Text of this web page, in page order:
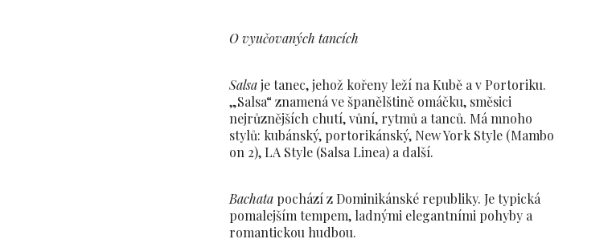
O vyučovaných tancích
Salsaje tanec, jehož kořeny leží na Kubě a v Portoriku.
„Salsa“ znamená ve španělštině omáčku, směsici
nejrůznějších chutí, vůní, rytmů a tanců. Má mnoho
stylů: kubánský, portorikánský, New York Style (Mambo
on 2), LA Style (Salsa Linea) a další.
Bachatapochází z Dominikánské republiky. Je typická
pomalejším tempem, ladnými elegantními pohyby a
romantickou hudbou.